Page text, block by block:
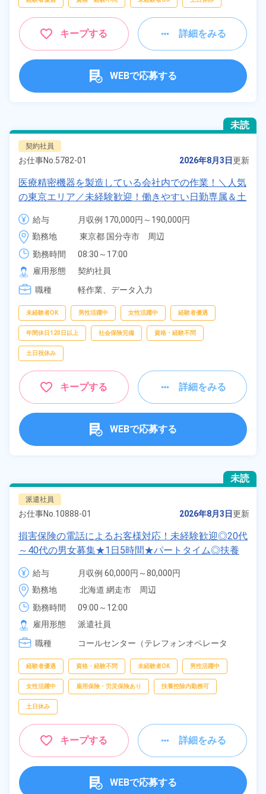
キープする 詳細をみる
WEBで応募する
未読
契約社員
お仕事No. 5782-01 2026年8月3日更新
医療精密機器を製造している会社内での作業！＼人気
の東京エリア／未経験歓迎！働きやすい日勤専属＆土
日祝休み！残業＆休出少なめ！日払い制度あり！食堂
利用OK！嬉しい年間休日125日！《東京都国分寺市》
給与
月収例 170,000円～190,000円
時給 1,250円～1,250円
勤務地
東京都 国分寺市　周辺
勤務時間
08:30～17:00
雇用形態
契約社員
職種
軽作業、 データ入力
未経験者OK 男性活躍中 女性活躍中 経験者優遇
年間休日120日以上 社会保険完備 資格・経験不問
土日祝休み
キープする 詳細をみる
WEBで応募する
未読
派遣社員
お仕事No. 10888-01 2026年8月3日更新
損害保険の電話によるお客様対応！未経験歓迎◎20代
～40代の男女募集★1日5時間★パートタイム◎扶養
控除内での勤務可☆日払い制度あり！正社員登用制度
あり★無料の駐車場完備◎交通費支給★《北海道網走
市》
給与
月収例 60,000円～80,000円
時給 1,231円～1,231円
勤務地
北海道 網走市　周辺
勤務時間
09:00～12:00
雇用形態
派遣社員
職種
コールセンター（テレフォンオペレータ
経験者優遇 資格・経験不問 未経験者OK 男性活躍中
女性活躍中 雇用保険・労災保険あり 扶養控除内勤務可
土日休み
キープする 詳細をみる
WEBで応募する